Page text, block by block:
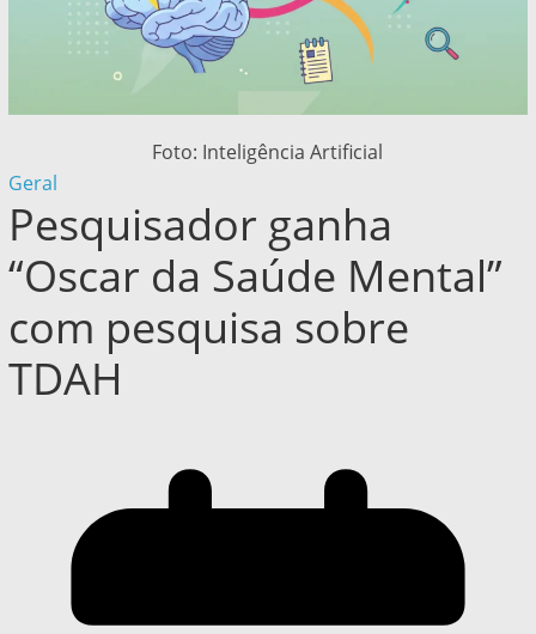
Foto: Inteligência Artificial
Geral
Pesquisador ganha
“Oscar da Saúde Mental”
com pesquisa sobre
TDAH